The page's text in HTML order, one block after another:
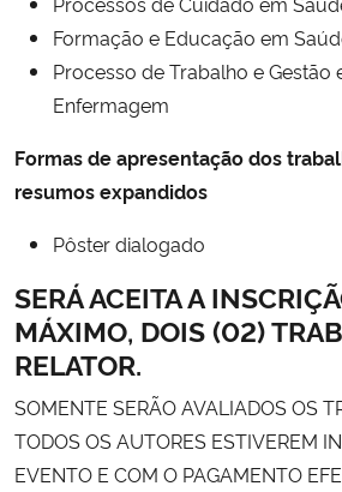
Banco Central do Brasil
Formação e Educação em
Processo de Trabalho e Gestão
Enfermagem
Formas de apresentação dos
resumos expandidos
Pôster dialogado
SERÁ ACEITA A
MÁXIMO, DOIS (02)
RELATOR.
SOMENTE SERÃO AVALIADOS OS
TODOS OS AUTORES ESTIVEREM
EVENTO E COM O PAGAMENTO